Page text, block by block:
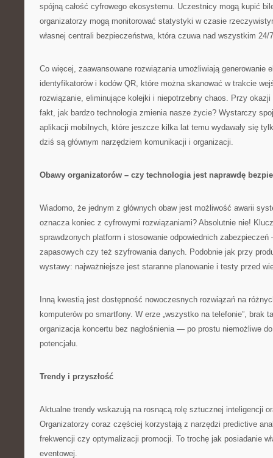
spójną całość cyfrowego ekosystemu. Uczestnicy mogą kupić
organizatorzy mogą monitorować statystyki w czasie
własnej centrali bezpieczeństwa, która czuwa nad wszystkim 24/
Co więcej, zaawansowane rozwiązania umożliwiają generowanie
identyfikatorów i kodów QR, które można skanować w trakcie
rozwiązanie, eliminujące kolejki i niepotrzebny chaos. Przy
fakt, jak bardzo technologia zmienia nasze życie? Wystarczy
aplikacji mobilnych, które jeszcze kilka lat temu wydawały się
dziś są głównym narzędziem komunikacji i organizacji.
Obawy organizatorów – czy technologia jest naprawdę
Wiadomo, że jednym z głównych obaw jest możliwość awarii
oznacza koniec z cyfrowymi rozwiązaniami? Absolutnie nie!
sprawdzonych platform i stosowanie odpowiednich
zapasowych czy też szyfrowania danych. Podobnie jak przy
wystawy: najważniejsze jest staranne planowanie i testy przed
Inną kwestią jest dostępność nowoczesnych rozwiązań na
komputerów po smartfony. W erze „wszystko na telefonie”, brak
organizacja koncertu bez nagłośnienia — po prostu niemożliwe
potencjału.
Trendy i przyszłość
Aktualne trendy wskazują na rosnącą rolę sztucznej inteligencji
Organizatorzy coraz częściej korzystają z narzędzi predictive
frekwencji czy optymalizacji promocji. To trochę jak posiadanie
eventowej.